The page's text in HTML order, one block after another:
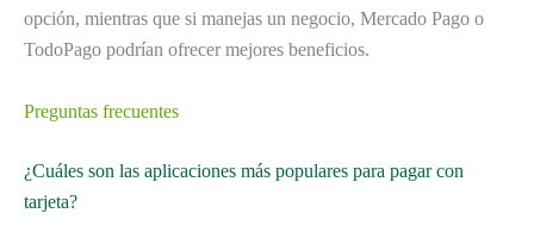
opción, mientras que si manejas un negocio, Mercado Pago o
TodoPago podrían ofrecer mejores beneficios.
Preguntas frecuentes
¿Cuáles son las aplicaciones más populares para pagar con
tarjeta?